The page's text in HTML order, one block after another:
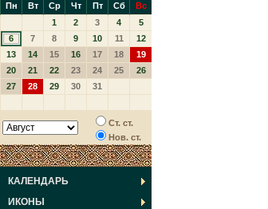
Пн Вт Ср Чт Пт Сб
Вс
1
2 3 4
5
6
7 8 9 10 11
12
13
14 15 16 17 18
19
20
21 22 23 24 25
26
27
28 29 30 31
Ст. ст.
Нов. ст.
КАЛЕНДАРЬ
ИКОНЫ